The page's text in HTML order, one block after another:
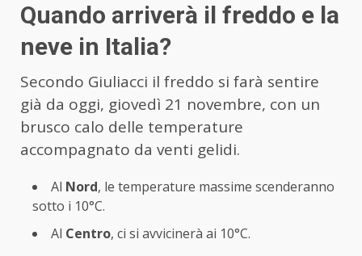
Quando arriverà il freddo e la
neve in Italia?
Secondo Giuliacci il freddo si farà sentire
già da oggi, giovedì 21 novembre, con un
brusco calo delle temperature
accompagnato da venti gelidi.
Al Nord, le temperature massime scenderanno
sotto i 10°C.
Al Centro, ci si avvicinerà ai 10°C.